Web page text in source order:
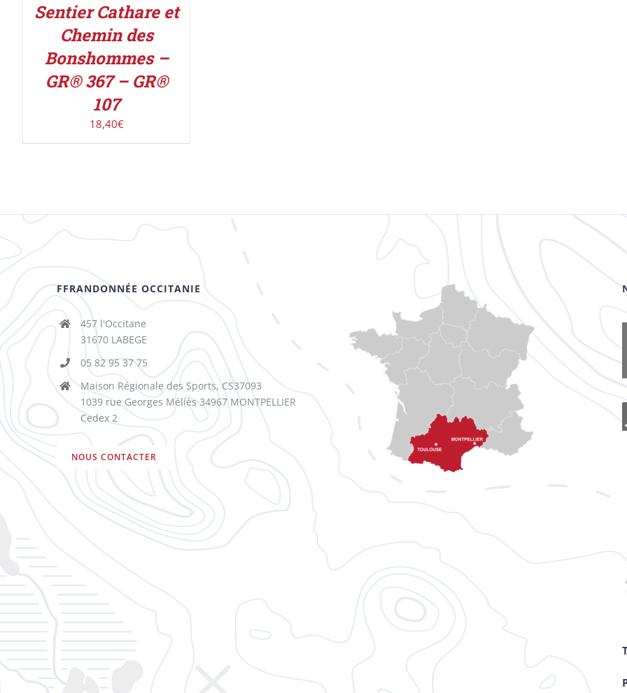
Sentier Cathare et
Chemin des
Bonshommes –
GR® 367 – GR®
107
18,40€
FFRANDONNÉE OCCITANIE
457 l'Occitane
31670 LABEGE
05 82 95 37 75
Maison Régionale des Sports, CS37093
1039 rue Georges Méliès 34967 MONTPELLIER
Cedex 2
NOUS CONTACTER